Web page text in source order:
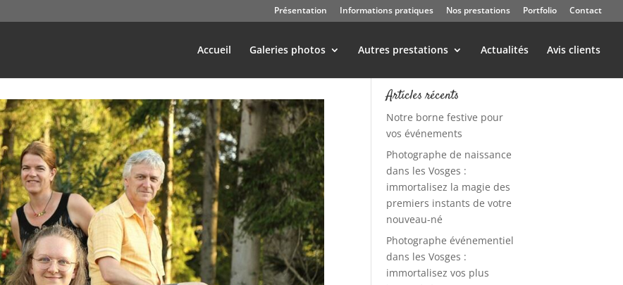
Présentation Informations pratiques Nos prestations Portfolio Contact
Accueil Galeries photos Autres prestations Actualités Avis clients
Articles récents
Notre borne festive pour
vos événements
Photographe de naissance
dans les Vosges :
immortalisez la magie des
premiers instants de votre
nouveau-né
Photographe événementiel
dans les Vosges :
immortalisez vos plus